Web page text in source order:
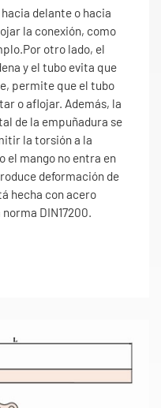
delante o hacia
la conexión, como
otro lado, el
y el tubo evita que
permite que el tubo
o aflojar. Además, la
de la empuñadura se
la torsión a la
el mango no entra en
deformación de
hecha con acero
DIN17200.